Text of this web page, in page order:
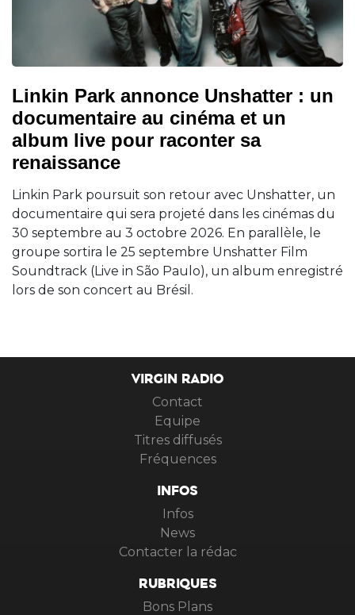
Linkin Park annonce Unshatter : un
documentaire au cinéma et un
album live pour raconter sa
renaissance
Linkin Park poursuit son retour avec Unshatter, un
documentaire qui sera projeté dans les cinémas du
30 septembre au 3 octobre 2026. En parallèle, le
groupe sortira le 25 septembre Unshatter Film
Soundtrack (Live in São Paulo), un album enregistré
lors de son concert au Brésil.
VIRGIN RADIO
Contact
Equipe
Titres diffusés
Fréquences
INFOS
Infos
News
Contacter la rédac
RUBRIQUES
Bons Plans